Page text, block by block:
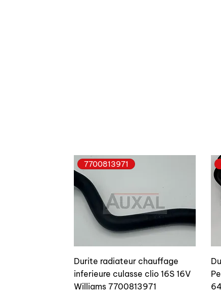
7700813971
Durite radiateur chauffage
inferieure culasse clio 16S 16V
Williams 7700813971